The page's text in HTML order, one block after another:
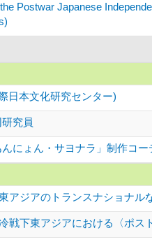
Postwar Japanese
日本文化研究センター)
究員
にょん・サヨナラ」制作コー
東アジアのトランスナショナ
冷戦下東アジアにおける〈ポ